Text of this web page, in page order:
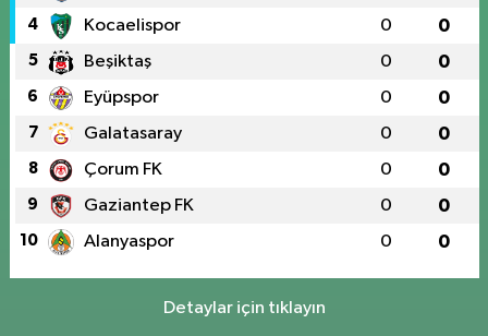
4 Kocaelispor 0 0
5 Beşiktaş 0 0
6 Eyüpspor 0 0
7 Galatasaray 0 0
8 Çorum FK 0 0
9 Gaziantep FK 0 0
10 Alanyaspor 0 0
Detaylar için tıklayın